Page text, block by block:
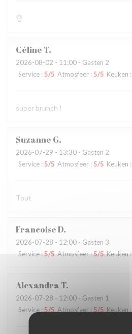
👌
Céline T
2026-08-02 - 11:00 - Gasten 2
Service : 5/5 Atmosfeer : 5/5 Keuken :
super brunch !
Suzanne G
2026-07-29 - 13:30 - Gasten 2
Service : 5/5 Atmosfeer : 5/5 Keuken :
Tout
FrancoiseD
2026-07-28 - 12:00 - Gasten 3
Service:5/5 Atmosfeer:5/5 Keuken:
Alexandra T
2026-07-28 - 12:00 - Gasten 1
Service : 5/5 Atmosfeer : 5/5 Keuken :